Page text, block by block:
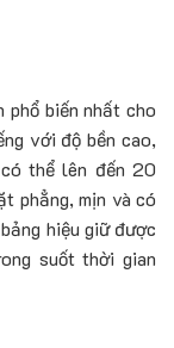
phổ biến nhất cho
với độ bền cao,
thể lên đến 20
phẳng, mịn và có
hiệu giữ được
suốt thời gian